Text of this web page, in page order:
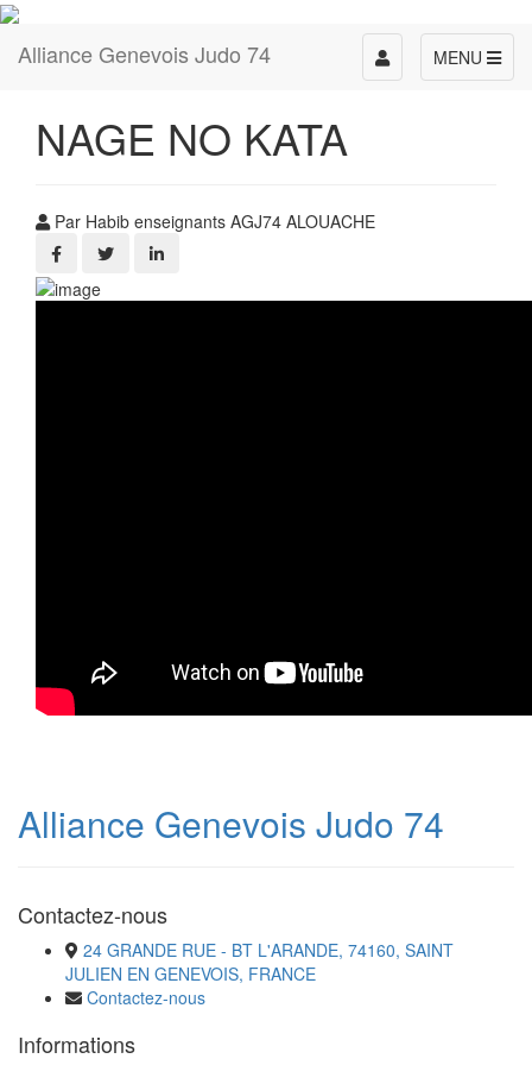
Alliance Genevois Judo 74 MENU
Toggle
navigation
NAGE NO KATA
Par Habib enseignants AGJ74 ALOUACHE
Alliance Genevois Judo 74
Contactez-nous
24 GRANDE RUE - BT L'ARANDE, 74160, SAINT
JULIEN EN GENEVOIS, FRANCE
Contactez-nous
Informations